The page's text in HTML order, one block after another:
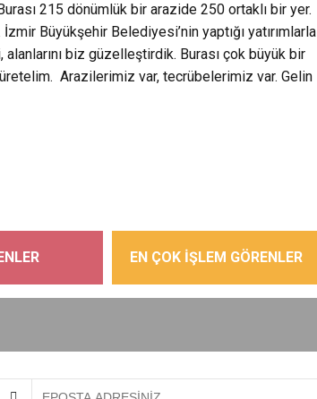
215 dönümlük bir arazide 250 ortaklı bir yer.
Büyükşehir Belediyesi’nin yaptığı yatırımlarla
biz güzelleştirdik. Burası çok büyük bir
Arazilerimiz var, tecrübelerimiz var. Gelin
EN ÇOK İŞLEM GÖRENLER